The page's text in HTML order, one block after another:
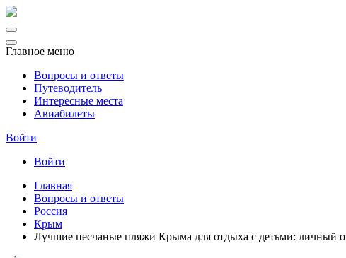
Главное меню
Вопросы и ответы
Путеводитель
Интересные места
Авиабилеты
Войти
Войти
Главная
Вопросы и ответы
Россия
Крым
Лучшие песчаные пляжи Крыма для отдыха с детьми: личный